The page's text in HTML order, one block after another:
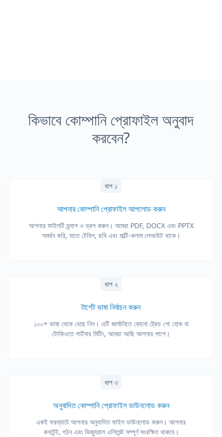
কিভাবে কোম্পানি প্রোফাইল অনুবাদ
করবেন?
ধাপ ১
আপনার কোম্পানি প্রোফাইল আপলোড করুন
আপনার ফাইলটি ড্র্যাগ ও ড্রপ করুন। আমরা PDF, DOCX এবং PPTX
সমর্থন করি, যাতে টেবিল, ছবি এবং মাল্টি-কলাম লেআউট থাকে।
ধাপ ২
টার্গেট ভাষা নির্বাচন করুন
১০০+ ভাষা থেকে বেছে নিন। এটি জার্মানিতে কোনো ট্রেড শো হোক বা
টোকিওতে পার্টনার মিটিং, আমরা আছি আপনার পাশে।
ধাপ ৩
অনুবাদিত কোম্পানি প্রোফাইল ডাউনলোড করুন
একই ফরম্যাটে আপনার অনুবাদিত ফাইল ডাউনলোড করুন। আপনার
কনটেন্ট, গঠন এবং ভিজ্যুয়াল এলিমেন্ট সম্পূর্ণ সংরক্ষিত থাকবে।